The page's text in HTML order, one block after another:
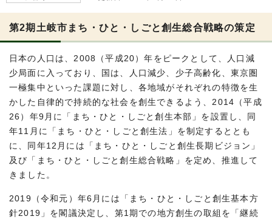
第2期土岐市まち・ひと・しごと創生総合戦略の策定
日本の人口は、2008（平成20）年をピークとして、人口減
少局面に入っており、国は、人口減少、少子高齢化、東京圏
一極集中といった課題に対し、各地域がそれぞれの特徴を生
かした自律的で持続的な社会を創生できるよう、2014（平成
26）年9月に「まち・ひと・しごと創生本部」を設置し、同
年11月に「まち・ひと・しごと創生法」を制定するととも
に、同年12月には「まち・ひと・しごと創生長期ビジョン」
及び「まち・ひと・しごと創生総合戦略」を定め、推進して
きました。
2019（令和元）年6月には「まち・ひと・しごと創生基本方
針2019」を閣議決定し、第1期での地方創生の取組を「継続